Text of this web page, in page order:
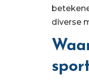
diverse